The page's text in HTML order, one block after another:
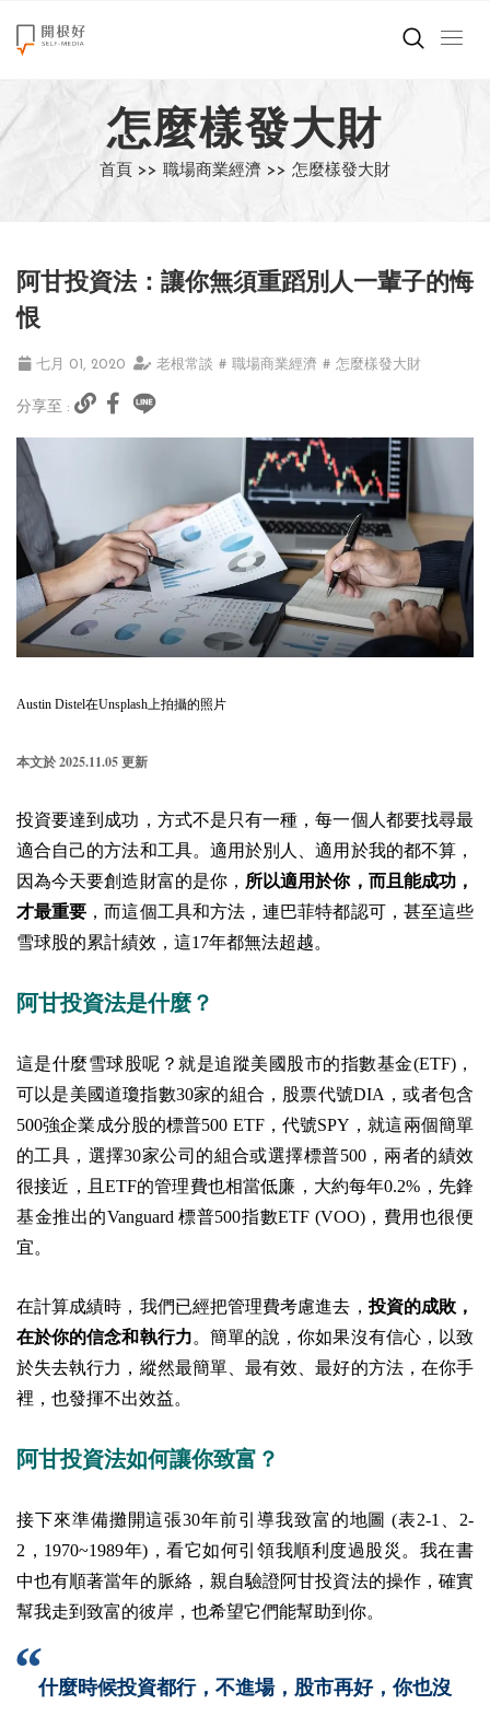
來點正能量
世界在想什麼
創造美好生活
職場商業經濟
影片專區
關於我們
怎麼樣發大財
首頁 >> 職場商業經濟 >> 怎麼樣發大財
阿甘投資法：讓你無須重蹈別人一輩子的悔
恨
七月 01, 2020 老根常談 # 職場商業經濟 # 怎麼樣發大財
分享至 :
Austin Distel在Unsplash上拍攝的照片
本文於 2025.11.05 更新
投資要達到成功，方式不是只有一種，每一個人都要找尋最
適合自己的方法和工具。適用於別人、適用於我的都不算，
因為今天要創造財富的是你， 所以適用於你，而且能成功，
才最重要 ，而這個工具和方法，連巴菲特都認可，甚至這些
雪球股的累計績效，這17年都無法超越。
阿甘投資法是什麼？
這是什麼雪球股呢？就是追蹤美國股市的指數基金(ETF)，
可以是美國道瓊指數30家的組合，股票代號DIA，或者包含
500強企業成分股的標普500 ETF，代號SPY，就這兩個簡單
的工具，選擇30家公司的組合或選擇標普500，兩者的績效
很接近，且ETF的管理費也相當低廉，大約每年0.2%，先鋒
基金推出的Vanguard 標普500指數ETF (VOO)，費用也很便
宜。
在計算成績時，我們已經把管理費考慮進去，投資的成敗，
在於你的信念和執行力。簡單的說，你如果沒有信心，以致
於失去執行力，縱然最簡單、最有效、最好的方法，在你手
裡，也發揮不出效益。
阿甘投資法如何讓你致富？
接下來準備攤開這張30年前引導我致富的地圖 (表2-1、2-
2，1970~1989年)，看它如何引領我順利度過股災。我在書
中也有順著當年的脈絡，親自驗證阿甘投資法的操作，確實
幫我走到致富的彼岸，也希望它們能幫助到你。
什麼時候投資都行，不進場，股市再好，你也沒